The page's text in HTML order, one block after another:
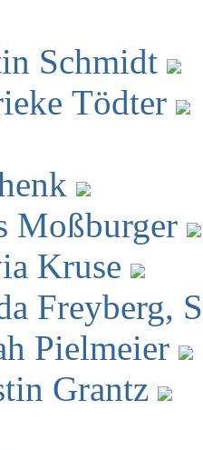
Schmidt
Tödter
Moßburger
Kruse
Freyberg,
Pielmeier
Grantz